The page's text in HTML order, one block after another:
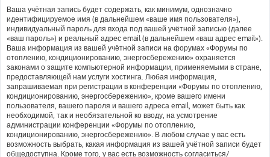
Ваша учётная запись будет содержать, как минимум, однозначно
идентифицируемое имя (в дальнейшем «ваше имя пользователя»),
индивидуальный пароль для входа под вашей учётной записью (далее
«ваш пароль») и реальный адрес email (в дальнейшем «ваш адрес email»).
Ваша информация из вашей учётной записи на форумах «Форумы по
отоплению, кондиционированию, энергосбережению» охраняется
законами о защите компьютерной информации, применяемыми в стране,
предоставляющей нам услуги хостинга. Любая информация,
запрашиваемая при регистрации в конференции «Форумы по отоплению,
кондиционированию, энергосбережению», кроме вашего имени
пользователя, вашего пароля и вашего адреса email, может быть как
необходимой, так и необязательной ко вводу, на усмотрение
администрации конференции «Форумы по отоплению,
кондиционированию, энергосбережению». В любом случае у вас есть
возможность выбрать, какая информация из вашей учётной записи будет
общедоступна. Кроме того, у вас есть возможность согласиться/